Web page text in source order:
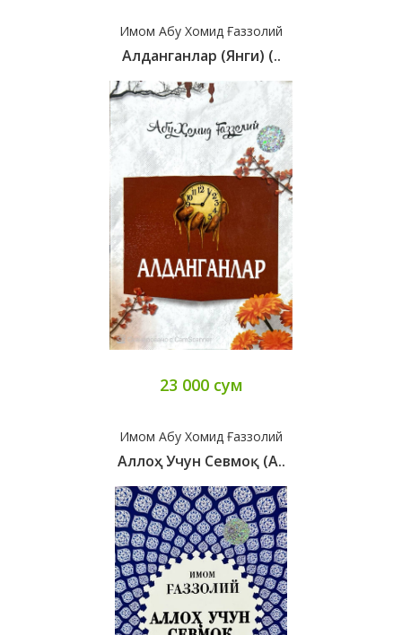
Имом Абу Хомид Ғаззолий
Алданганлар (янги) (..
23 000 сум
Имом Абу Хомид Ғаззолий
Аллоҳ Учун Севмоқ (А..